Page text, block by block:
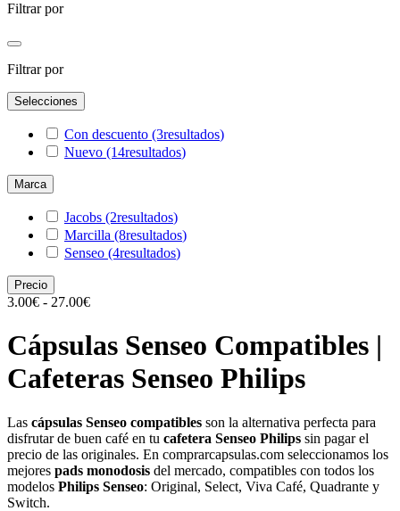
Filtrar por
Filtrar por
Selecciones
Con descuento (3resultados)
Nuevo (14resultados)
Marca
Jacobs (2resultados)
Marcilla (8resultados)
Senseo (4resultados)
Precio
3.00€ - 27.00€
Cápsulas Senseo Compatibles |
Cafeteras Senseo Philips
Las cápsulas Senseo compatibles son la alternativa perfecta para
disfrutar de buen café en tu cafetera Senseo Philips sin pagar el
precio de las originales. En comprarcapsulas.com seleccionamos los
mejores pads monodosis del mercado, compatibles con todos los
modelos Philips Senseo: Original, Select, Viva Café, Quadrante y
Switch.